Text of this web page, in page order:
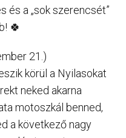
és a „sok szerencsét”
🍀
21.)
körül a Nyilasokat
neked akarna
motoszkál benned,
a következő nagy